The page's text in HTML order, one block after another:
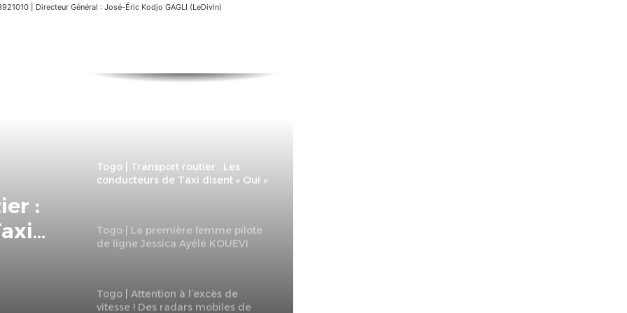
| Directeur Général : José-Éric Kodjo GAGLI (LeDivin)
Togo | Transport routier : Les
conducteurs de Taxi disent « Oui »
Togo | La première femme pilote
de ligne Jessica Ayélé KOUEVI
Togo | Attention à l’excès de
vitesse ! Des radars mobiles de